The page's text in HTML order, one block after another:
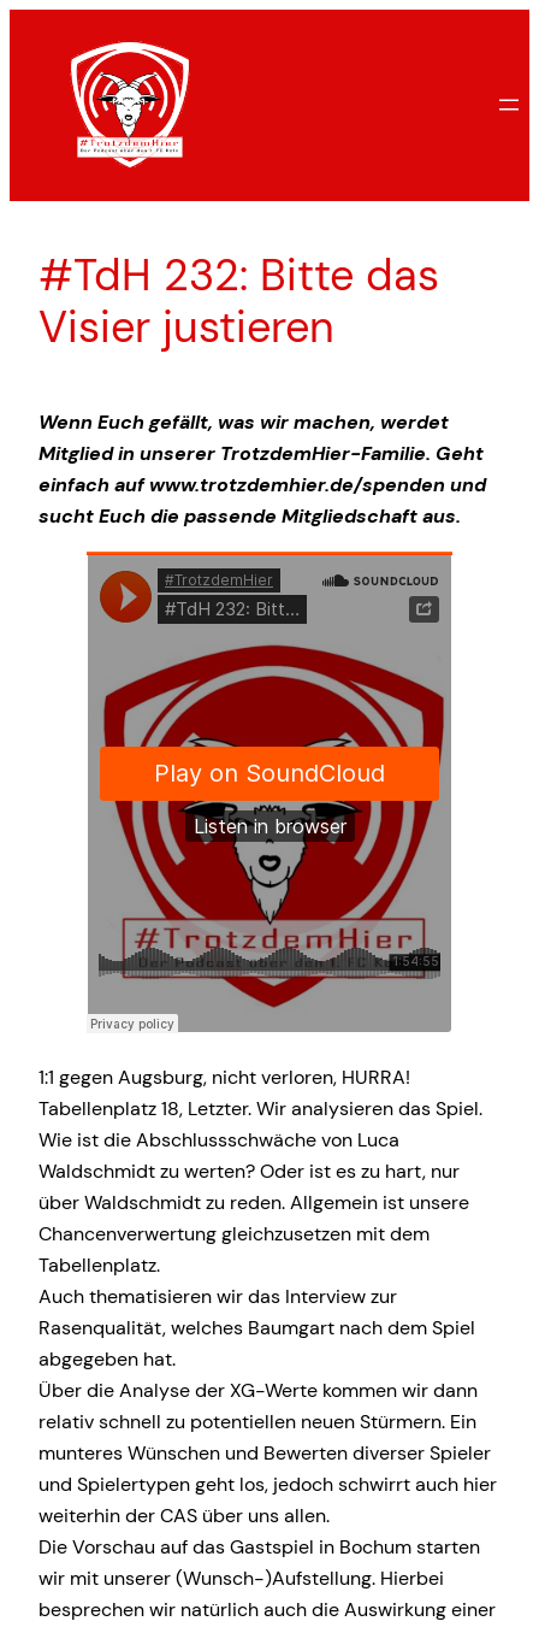
springen
#TdH 232: Bitte das
Visier justieren
Wenn Euch gefällt, was wir machen, werdet
Mitglied in unserer TrotzdemHier-Familie. Geht
einfach auf www.trotzdemhier.de/spenden und
sucht Euch die passende Mitgliedschaft aus.
1:1 gegen Augsburg, nicht verloren, HURRA!
Tabellenplatz 18, Letzter. Wir analysieren das Spiel.
Wie ist die Abschlussschwäche von Luca
Waldschmidt zu werten? Oder ist es zu hart, nur
über Waldschmidt zu reden. Allgemein ist unsere
Chancenverwertung gleichzusetzen mit dem
Tabellenplatz.
Auch thematisieren wir das Interview zur
Rasenqualität, welches Baumgart nach dem Spiel
abgegeben hat.
Über die Analyse der XG-Werte kommen wir dann
relativ schnell zu potentiellen neuen Stürmern. Ein
munteres Wünschen und Bewerten diverser Spieler
und Spielertypen geht los, jedoch schwirrt auch hier
weiterhin der CAS über uns allen.
Die Vorschau auf das Gastspiel in Bochum starten
wir mit unserer (Wunsch-)Aufstellung. Hierbei
besprechen wir natürlich auch die Auswirkung einer